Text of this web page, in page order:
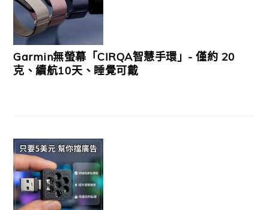
Garmin無螢幕「CIRQA智慧手環」- 僅約 20
克、續航10天、睡覺可戴